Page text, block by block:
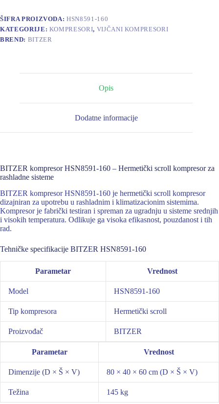
ŠIFRA PROIZVODA:HSN8591-160
KATEGORIJE: KOMPRESORI, VIJČANI KOMPRESORI
BREND: BITZER
Opis
Dodatne informacije
BITZER kompresor HSN8591-160 – Hermetički scroll kompresor za
rashladne sisteme
BITZER kompresor HSN8591-160 je hermetički scroll kompresor
dizajniran za upotrebu u rashladnim i klimatizacionim sistemima.
Kompresor je fabrički testiran i spreman za ugradnju u sisteme srednjih
i visokih temperatura. Odlikuje ga visoka efikasnost, pouzdanost i tih
rad.
Tehničke specifikacije BITZER HSN8591-160
Parametar Vrednost
Model HSN8591-160
Tip kompresora Hermetički scroll
Proizvođač BITZER
Parametar Vrednost
Dimenzije (D × Š × V) 80 × 40 × 60 cm (D × Š × V)
Težina
145 kg